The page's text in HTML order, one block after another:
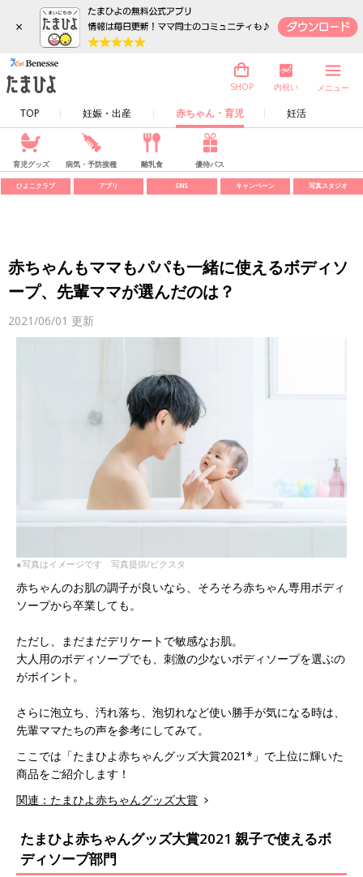
×
TOP 妊娠・出産 赤ちゃん・育児 妊活
SHOP 内祝い メニュー
育児グッズ 病気・予防接種 離乳食 優待パス
ひよこクラブ アプリ SNS キャンペーン 写真スタジオ
赤ちゃんもママもパパも一緒に使えるボディソ
ープ、先輩ママが選んだのは？
2021/06/01 更新
●写真はイメージです 写真提供/ピクスタ
赤ちゃんのお肌の調子が良いなら、そろそろ赤ちゃん専用ボディ
ソープから卒業しても。
ただし、まだまだデリケートで敏感なお肌。
大人用のボディソープでも、刺激の少ないボディソープを選ぶの
がポイント。
さらに泡立ち、汚れ落ち、泡切れなど使い勝手が気になる時は、
先輩ママたちの声を参考にしてみて。
ここでは「たまひよ赤ちゃんグッズ大賞2021*」で上位に輝いた
商品をご紹介します！
関連：たまひよ赤ちゃんグッズ大賞
たまひよ赤ちゃんグッズ大賞2021 親子で使えるボ
ディソープ部門